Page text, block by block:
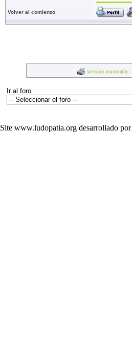
Volver al comienzo
Versión imprimible
Ir al foro
Site www.ludopatia.org desarrollado por